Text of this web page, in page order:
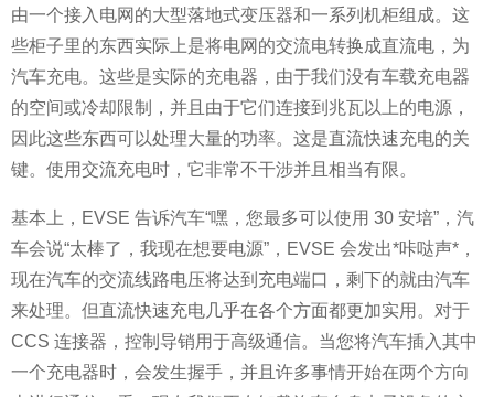
由一个接入电网的大型落地式变压器和一系列机柜组成。这
些柜子里的东西实际上是将电网的交流电转换成直流电，为
汽车充电。这些是实际的充电器，由于我们没有车载充电器
的空间或冷却限制，并且由于它们连接到兆瓦以上的电源，
因此这些东西可以处理大量的功率。这是直流快速充电的关
键。使用交流充电时，它非常不干涉并且相当有限。
基本上，EVSE 告诉汽车“嘿，您最多可以使用 30 安培”，汽
车会说“太棒了，我现在想要电源”，EVSE 会发出*咔哒声*，
现在汽车的交流线路电压将达到充电端口，剩下的就由汽车
来处理。但直流快速充电几乎在各个方面都更加实用。对于
CCS 连接器，控制导销用于高级通信。当您将汽车插入其中
一个充电器时，会发生握手，并且许多事情开始在两个方向